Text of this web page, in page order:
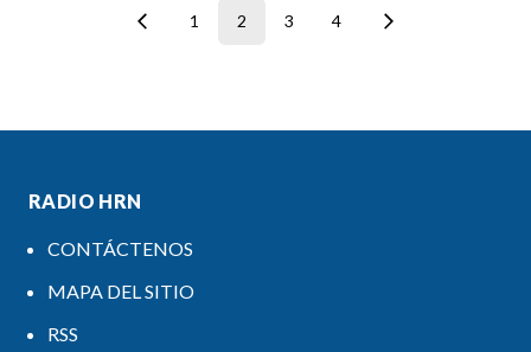
1 2 3 4
RADIO HRN
CONTÁCTENOS
MAPA DEL SITIO
RSS